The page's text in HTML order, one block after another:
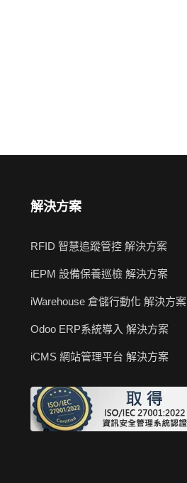
解決方案
RFID 智慧追蹤管控 解決方案
iEPM 設備保養巡檢 解決方案
iWarehouse 倉儲行動化 解決方案
Odoo ERP系統導入 解決方案
iCMS 網站管理平台 解決方案